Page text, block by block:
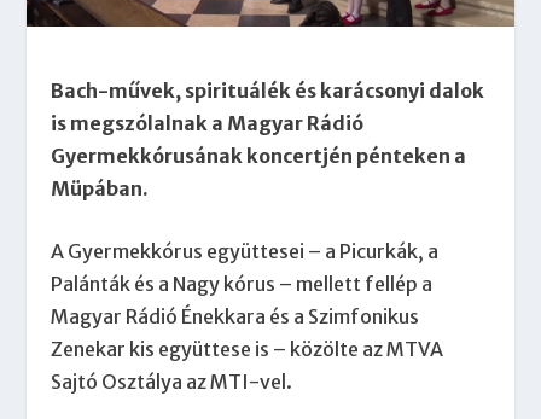
Bach-művek, spirituálék és karácsonyi dalok
is megszólalnak a Magyar Rádió
Gyermekkórusának koncertjén pénteken a
Müpában.
A Gyermekkórus együttesei – a Picurkák, a
Palánták és a Nagy kórus – mellett fellép a
Magyar Rádió Énekkara és a Szimfonikus
Zenekar kis együttese is – közölte az MTVA
Sajtó Osztálya az MTI-vel.